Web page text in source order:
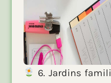
6. Jardins